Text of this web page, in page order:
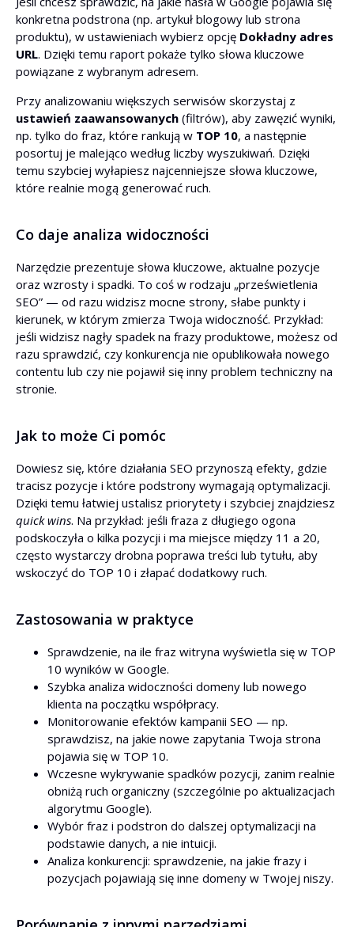
konkretna podstrona (np. artykuł blogowy lub strona
produktu), w ustawieniach wybierz opcję Dokładny adres
URL. Dzięki temu raport pokaże tylko słowa kluczowe
powiązane z wybranym adresem.
Przy analizowaniu większych serwisów skorzystaj z
ustawień zaawansowanych (filtrów), aby zawęzić wyniki,
np. tylko do fraz, które rankują w TOP 10, a następnie
posortuj je malejąco według liczby wyszukiwań. Dzięki
temu szybciej wyłapiesz najcenniejsze słowa kluczowe,
które realnie mogą generować ruch.
Co daje analiza widoczności
Narzędzie prezentuje słowa kluczowe, aktualne pozycje
oraz wzrosty i spadki. To coś w rodzaju „prześwietlenia
SEO” — od razu widzisz mocne strony, słabe punkty i
kierunek, w którym zmierza Twoja widoczność. Przykład:
jeśli widzisz nagły spadek na frazy produktowe, możesz od
razu sprawdzić, czy konkurencja nie opublikowała nowego
contentu lub czy nie pojawił się inny problem techniczny na
stronie.
Jak to może Ci pomóc
Dowiesz się, które działania SEO przynoszą efekty, gdzie
tracisz pozycje i które podstrony wymagają optymalizacji.
Dzięki temu łatwiej ustalisz priorytety i szybciej znajdziesz
quick wins. Na przykład: jeśli fraza z długiego ogona
podskoczyła o kilka pozycji i ma miejsce między 11 a 20,
często wystarczy drobna poprawa treści lub tytułu, aby
wskoczyć do TOP 10 i złapać dodatkowy ruch.
Zastosowania w praktyce
Sprawdzenie, na ile fraz witryna wyświetla się w TOP
10 wyników w Google.
Szybka analiza widoczności domeny lub nowego
klienta na początku współpracy.
Monitorowanie efektów kampanii SEO — np.
sprawdzisz, na jakie nowe zapytania Twoja strona
pojawia się w TOP 10.
Wczesne wykrywanie spadków pozycji, zanim realnie
obniżą ruch organiczny (szczególnie po aktualizacjach
algorytmu Google).
Wybór fraz i podstron do dalszej optymalizacji na
podstawie danych, a nie intuicji.
Analiza konkurencji: sprawdzenie, na jakie frazy i
pozycjach pojawiają się inne domeny w Twojej niszy.